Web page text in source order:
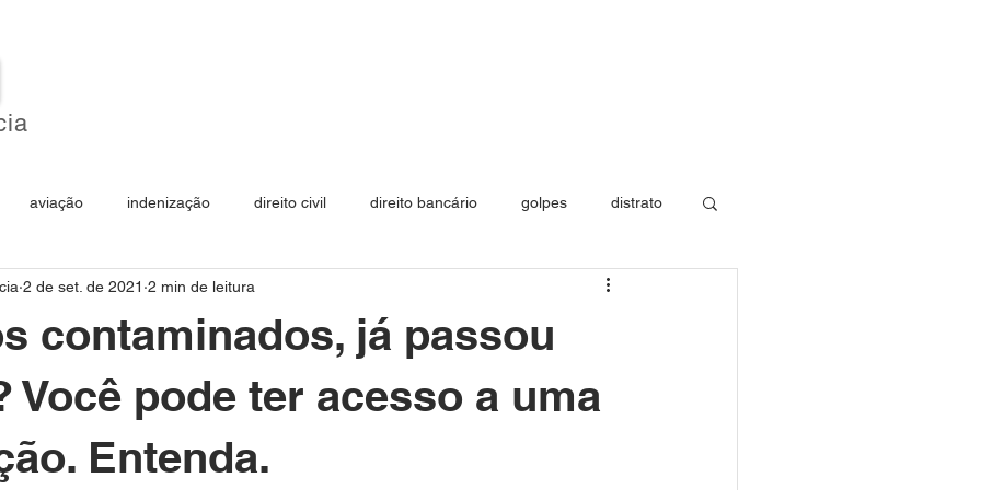
aviação indenização direito civil direito bancário golpes distrato
educação negativação
turismo
contaminados, já passou
Você pode ter acesso a uma
Entenda.
2 de set. de 2021 2 min de leitura